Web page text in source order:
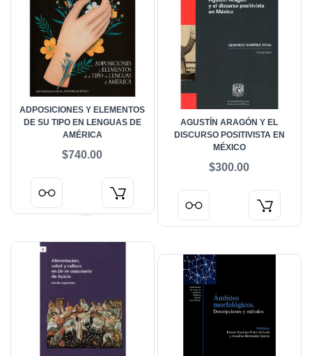
ADPOSICIONES Y ELEMENTOS
DE SU TIPO EN LENGUAS DE
AMÉRICA
$740.00
AGUSTÍN ARAGÓN Y EL
DISCURSO POSITIVISTA EN
MÉXICO
$300.00